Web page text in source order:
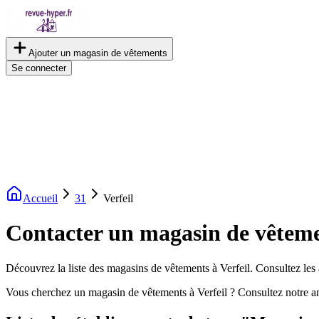
Ajouter un magasin de vêtements
Se connecter
Accueil 31 Verfeil
Contacter un magasin de
Découvrez la liste des magasins de vêtements à Verfeil. Consultez
Vous cherchez un magasin de vêtements à Verfeil ? Consultez notre